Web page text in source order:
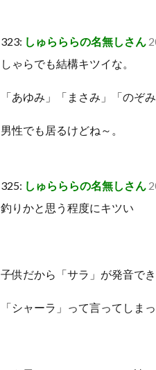
323: しゅらららの名無しさん
しゃらでも結構キツイな。
「あゆみ」「まさみ」「のぞ
男性でも居るけどね～。
325: しゅらららの名無しさん
釣りかと思う程度にキツい
子供だから「サラ」が発音で
「シャーラ」って言ってしま